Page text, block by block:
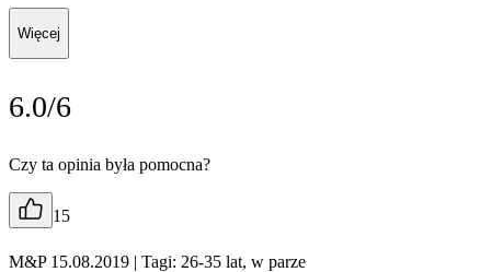
Więcej
6.0/6
Czy ta opinia była pomocna?
15
M&P 15.08.2019 | Tagi: 26-35 lat, w parze